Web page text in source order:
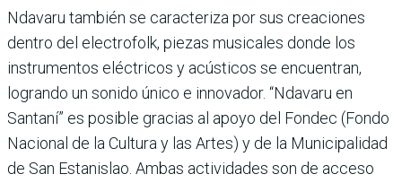
Ndavaru también se caracteriza por sus creaciones
dentro del electrofolk, piezas musicales donde los
instrumentos eléctricos y acústicos se encuentran,
logrando un sonido único e innovador. “Ndavaru en
Santaní” es posible gracias al apoyo del Fondec (Fondo
Nacional de la Cultura y las Artes) y de la Municipalidad
de San Estanislao. Ambas actividades son de acceso